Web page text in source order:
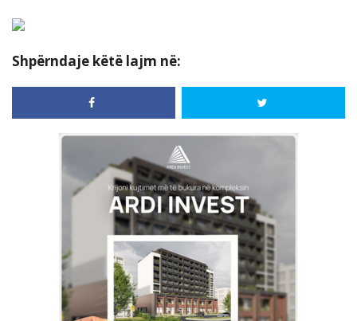
Shpërndaje këtë lajm në: